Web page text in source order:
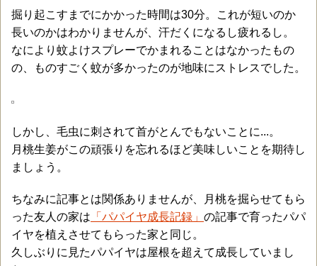
掘り起こすまでにかかった時間は30分。これが短いのか
長いのかはわかりませんが、汗だくになるし疲れるし。
なにより蚊よけスプレーでかまれることはなかったもの
の、ものすごく蚊が多かったのが地味にストレスでした。
しかし、毛虫に刺されて首がとんでもないことに...。
月桃生姜がこの頑張りを忘れるほど美味しいことを期待し
ましょう。
ちなみに記事とは関係ありませんが、月桃を掘らせてもら
った友人の家は 「パパイヤ成長記録」 の記事で育ったパパ
イヤを植えさせてもらった家と同じ。
久しぶりに見たパパイヤは屋根を超えて成長していまし